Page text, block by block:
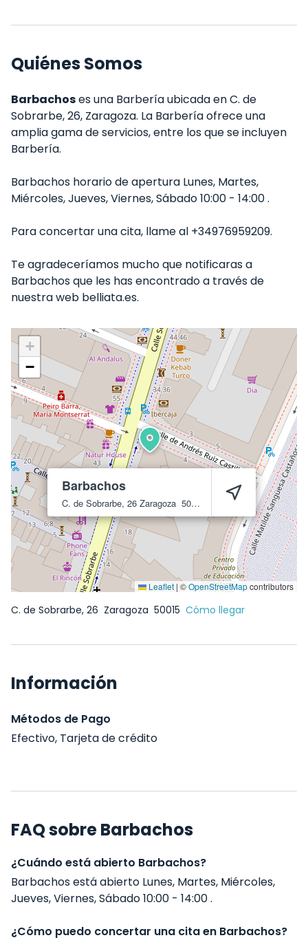
Quiénes Somos
Barbachoses una Barbería ubicada en C. de
Sobrarbe, 26, Zaragoza. La Barbería ofrece una
amplia gama de servicios, entre los que se incluyen
Barbería.
Barbachos horario de apertura Lunes, Martes,
Miércoles, Jueves, Viernes, Sábado 10:00 - 14:00 .
Para concertar una cita, llame al +34976959209.
Te agradeceríamos mucho que notificaras a
Barbachos que les has encontrado a través de
nuestra web belliata.es.
Barbachos
C. de Sobrarbe, 26 Zaragoza 50015
+
−
Leaflet | ©OpenStreetMapcontributors
C. de Sobrarbe, 26 Zaragoza 50015 Cómo llegar
Información
Métodos de Pago
Efectivo, Tarjeta de crédito
FAQ sobre Barbachos
¿Cuándo está abierto Barbachos?
Barbachos está abierto Lunes, Martes, Miércoles,
Jueves, Viernes, Sábado 10:00 - 14:00 .
¿Cómo puedo concertar una cita en Barbachos?